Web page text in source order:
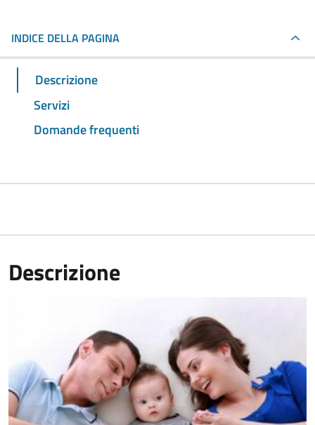
INDICE DELLA PAGINA
Descrizione
Servizi
Domande frequenti
Descrizione